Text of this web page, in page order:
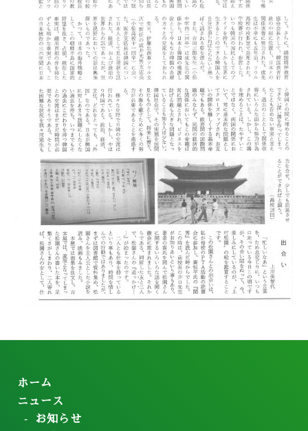
ホーム
ニュース
お知らせ